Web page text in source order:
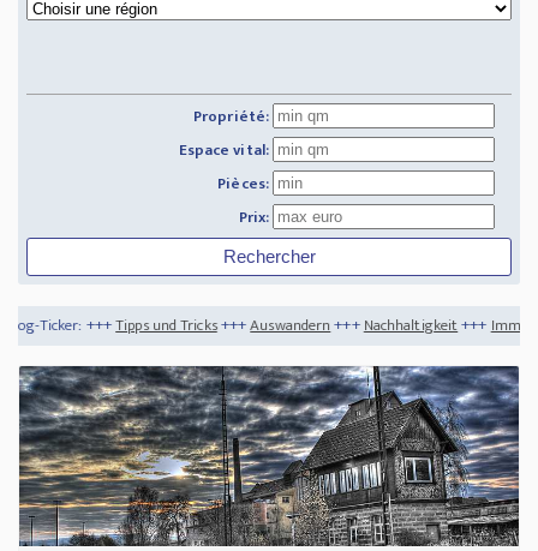
Propriété:
Espace vital:
Pièces:
Prix:
und Tricks +++Auswandern+++Nachhaltigkeit+++Immobilienbesitzer und